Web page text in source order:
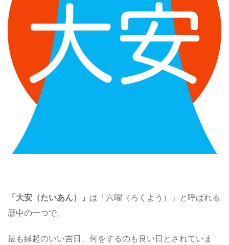
「大安（たいあん）」 は「六曜（ろくよう）」と呼ばれる
暦中の一つで、
最も縁起のいい吉日、何をするのも良い日とされていま